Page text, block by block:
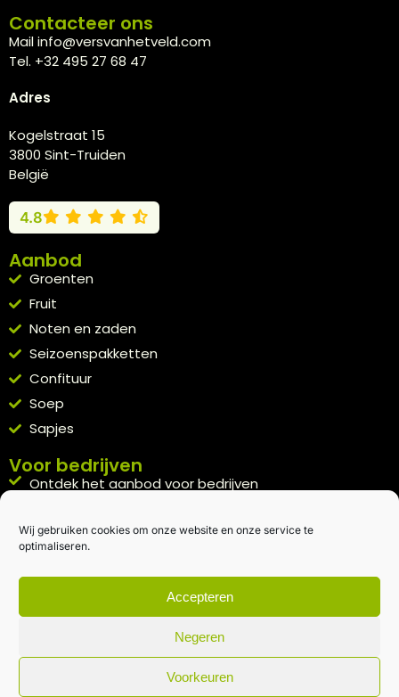
Wij gebruiken cookies om onze website en onze service te
optimaliseren.
Accepteren
Negeren
Voorkeuren
Contacteer ons
Mail info@versvanhetveld.com
Tel. +32 495 27 68 47
Adres
Kogelstraat 15
3800 Sint-Truiden
België
4.8
Aanbod
Groenten
Fruit
Noten en zaden
Seizoenspakketten
Confituur
Soep
Sapjes
Voor bedrijven
Ontdek het aanbod voor bedrijven
Kennismakingspakket aanvragen
Blijft op de hoogte
Rechtstreeks van het veld naar je inbox.
Inschrijven nieuwsbrief